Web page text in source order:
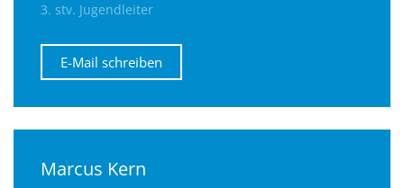
3. stv. Jugendleiter
E-Mail schreiben
Marcus Kern